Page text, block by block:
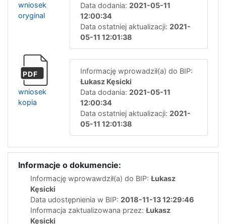
wniosek
oryginal
Data dodania: 2021-05-11
12:00:34
Data ostatniej aktualizacji: 2021-
05-11 12:01:38
PDF
wniosek
kopia
Informację wprowadził(a) do BIP:
Łukasz Kęsicki
Data dodania: 2021-05-11
12:00:34
Data ostatniej aktualizacji: 2021-
05-11 12:01:38
Informacje o dokumencie:
Informację wprowawdził(a) do BIP: Łukasz
Kęsicki
Data udostępnienia w BIP: 2018-11-13 12:29:46
Informacja zaktualizowana przez: Łukasz
Kęsicki